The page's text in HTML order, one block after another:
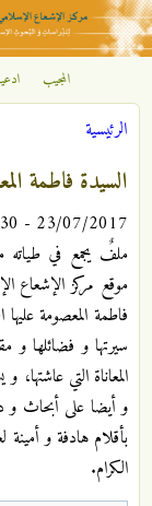
المجيب
أنت هنا
الرئيسية
السيدة فاطمة
23/07/2017 - 15:30
موقع مركز الإشعاع
فاطمة المعصومة
سيرتها و فضائلها و
المعاناة التي
و أيضا على أبحاث و
بأقلام هادفة و أمينة
الكرام.